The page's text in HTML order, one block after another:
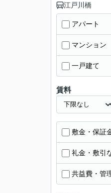
江戸川橋
アパート
マンション
一戸建て
賃料
敷金・保証
礼金・敷引
共益費・管